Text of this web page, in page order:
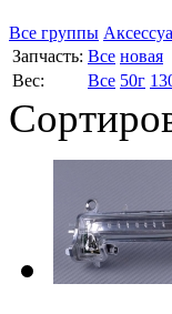
Все группы
Запчасть: Все новая
Вес:
Все 50г